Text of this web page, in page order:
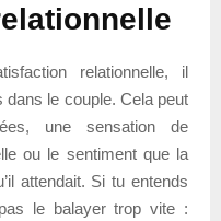
relationnelle, il
le couple. Cela peut
une sensation de
ou le sentiment que la
attendait. Si tu entends
le balayer trop vite :